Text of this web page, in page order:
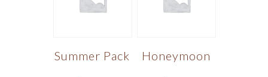
Summer Pack Honeymoon